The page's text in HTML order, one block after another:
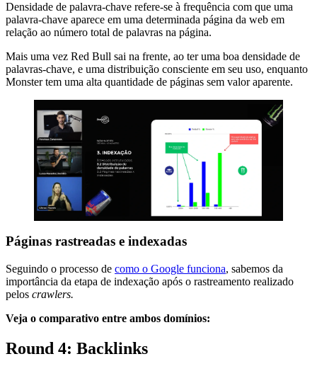
Densidade de palavra-chave refere-se à frequência com que uma
palavra-chave aparece em uma determinada página da web em
relação ao número total de palavras na página.
Mais uma vez Red Bull sai na frente, ao ter uma boa densidade de
palavras-chave, e uma distribuição consciente em seu uso, enquanto
Monster tem uma alta quantidade de páginas sem valor aparente.
Páginas rastreadas e indexadas
Seguindo o processo de como o Google funciona, sabemos da
importância da etapa de indexação após o rastreamento realizado
pelos crawlers.
Veja o comparativo entre ambos domínios:
Round 4: Backlinks